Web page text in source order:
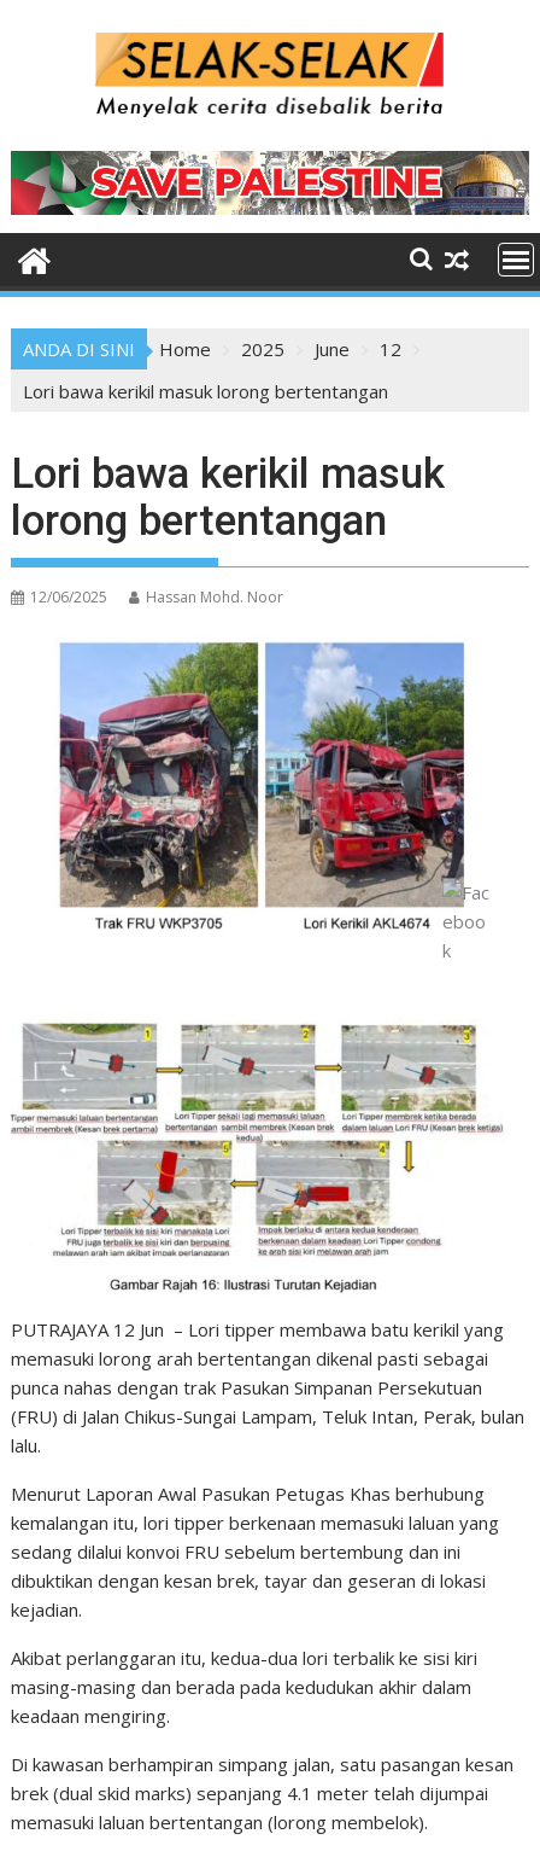
ANDA DI SINI Home 2025 June
12
Lori bawa kerikil masuk lorong bertentangan
Lori bawa kerikil masuk
lorong bertentangan
12/06/2025 Hassan Mohd. Noor
PUTRAJAYA 12 Jun – Lori tipper membawa batu kerikil yang
memasuki lorong arah bertentangan dikenal pasti sebagai
punca nahas dengan trak Pasukan Simpanan Persekutuan
(FRU) di Jalan Chikus-Sungai Lampam, Teluk Intan, Perak, bulan
lalu.
Menurut Laporan Awal Pasukan Petugas Khas berhubung
kemalangan itu, lori tipper berkenaan memasuki laluan yang
sedang dilalui konvoi FRU sebelum bertembung dan ini
dibuktikan dengan kesan brek, tayar dan geseran di lokasi
kejadian.
Akibat perlanggaran itu, kedua-dua lori terbalik ke sisi kiri
masing-masing dan berada pada kedudukan akhir dalam
keadaan mengiring.
Di kawasan berhampiran simpang jalan, satu pasangan kesan
brek (dual skid marks) sepanjang 4.1 meter telah dijumpai
memasuki laluan bertentangan (lorong membelok).